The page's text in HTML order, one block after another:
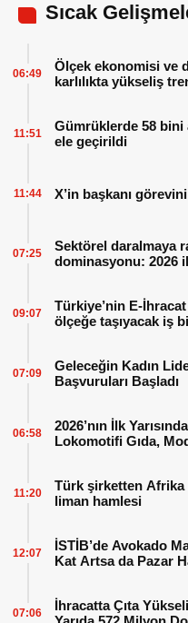
Sıcak
Ölçek ekonomisi ve
karlılıkta yükseliş
06:49
Gümrüklerde 58 bini
ele geçirildi
11:51
X’in başkanı
11:44
Sektörel daralmaya
dominasyonu: 2026
07:25
Türkiye’nin E-
ölçeğe taşıyacak iş
09:07
Geleceğin Kadın
Başvuruları Başladı
07:09
2026’nın İlk
Lokomotifi Gıda,
06:58
Türk şirketten Afrika
liman hamlesi
11:20
İSTİB’de Avokado
Kat Artsa da Pazar
12:07
İhracatta Çıta
07:06